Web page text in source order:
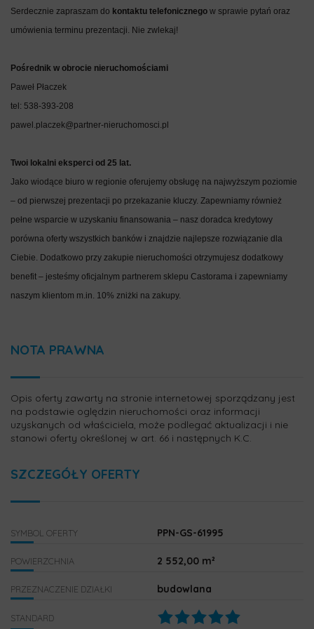
Serdecznie zapraszam do kontaktu telefonicznego w sprawie pytań oraz
umówienia terminu prezentacji. Nie zwlekaj!
Pośrednik w obrocie nieruchomościami
Paweł Płaczek
tel: 538-393-208
pawel.placzek@partner-nieruchomosci.pl
Twoi lokalni eksperci od 25 lat.
Jako wiodące biuro w regionie oferujemy obsługę na najwyższym poziomie
– od pierwszej prezentacji po przekazanie kluczy. Zapewniamy również
pełne wsparcie w uzyskaniu finansowania – nasz doradca kredytowy
porówna oferty wszystkich banków i znajdzie najlepsze rozwiązanie dla
Ciebie. Dodatkowo przy zakupie nieruchomości otrzymujesz dodatkowy
benefit – jesteśmy oficjalnym partnerem sklepu Castorama i zapewniamy
naszym klientom m.in. 10% zniżki na zakupy.
NOTA PRAWNA
Opis oferty zawarty na stronie internetowej sporządzany jest
na podstawie oględzin nieruchomości oraz informacji
uzyskanych od właściciela, może podlegać aktualizacji i nie
stanowi oferty określonej w art. 66 i następnych K.C.
SZCZEGÓŁY OFERTY
SYMBOL OFERTY PPN-GS-61995
POWIERZCHNIA 2 552,00 m²
PRZEZNACZENIE DZIAŁKI budowlana
STANDARD